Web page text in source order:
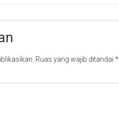
Ruas yang wajib ditandai *